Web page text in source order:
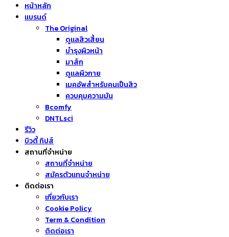
หน้าหลัก
แบรนด์
The Original
ดูแลสิวเสี้ยน
บำรุงผิวหน้า
มาส์ก
ดูแลผิวกาย
เมคอัพสำหรับคนเป็นสิว
ควบคุมความมัน
Bcomfy
DNTLsci
รีวิว
บิวตี้ ทิปส์
สถานที่จำหน่าย
สถานที่จำหน่าย
สมัครตัวแทนจำหน่าย
ติดต่อเรา
เกี่ยวกับเรา
Cookie Policy
Term & Condition
ติดต่อเรา